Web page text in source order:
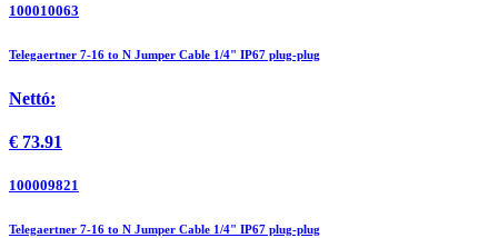
100010063
Telegaertner 7-16 to N Jumper Cable 1/4" IP67 plug-plug
Nettó:
€ 73.91
100009821
Telegaertner 7-16 to N Jumper Cable 1/4" IP67 plug-plug